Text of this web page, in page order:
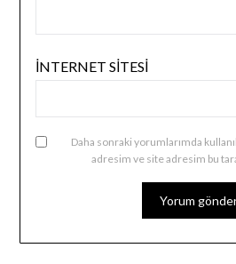
İNTERNET SITESI
Daha sonraki yorumlarımda
adresim ve site adresim bu